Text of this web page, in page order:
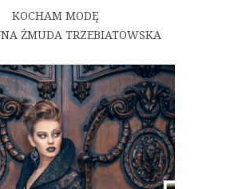
KOCHAM MODĘ
ŻMUDA TRZEBIATOWSKA